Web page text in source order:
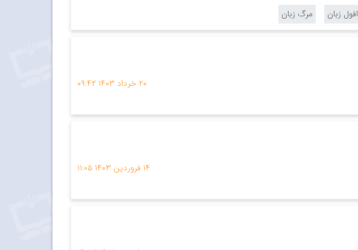
افول زبان مرگ زبان
۲۰ خرداد ۱۴۰۳
۰۹:۴۲
۱۴ فروردین ۱۴۰۳
۱۱:۰۵